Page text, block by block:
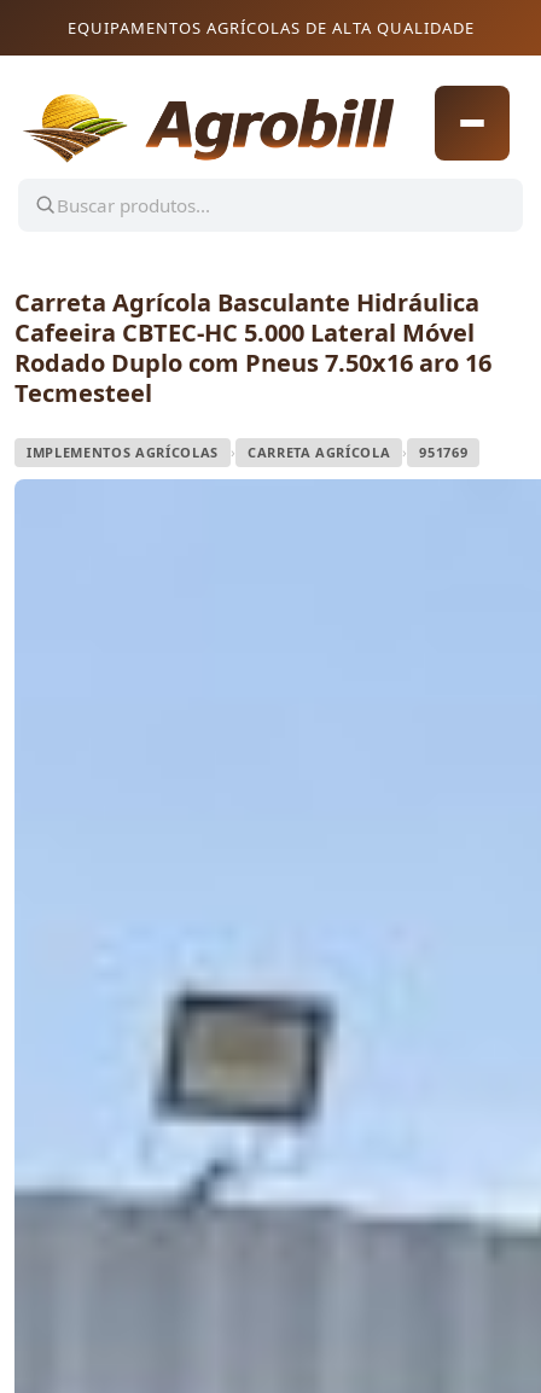
EQUIPAMENTOS AGRÍCOLAS DE ALTA QUALIDADE
Carreta Agrícola Basculante Hidráulica
Cafeeira CBTEC-HC 5.000 Lateral Móvel
Rodado Duplo com Pneus 7.50x16 aro 16
Tecmesteel
IMPLEMENTOS AGRÍCOLAS › CARRETA AGRÍCOLA › 951769